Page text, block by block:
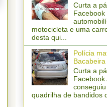
Curta a
Facebook
motocicleta e uma
desta qui...
Polícia
Bacabeira
Curta a
Facebook
quadrilha de bandidos